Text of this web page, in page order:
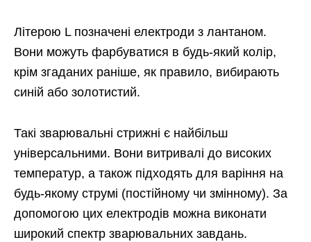
Літерою L позначені електроди з лантаном.
Вони можуть фарбуватися в будь-який колір,
крім згаданих раніше, як правило, вибирають
синій або золотистий.
Такі зварювальні стрижні є найбільш
універсальними. Вони витривалі до високих
температур, а також підходять для варіння на
будь-якому струмі (постійному чи змінному). За
допомогою цих електродів можна виконати
широкий спектр зварювальних завдань.